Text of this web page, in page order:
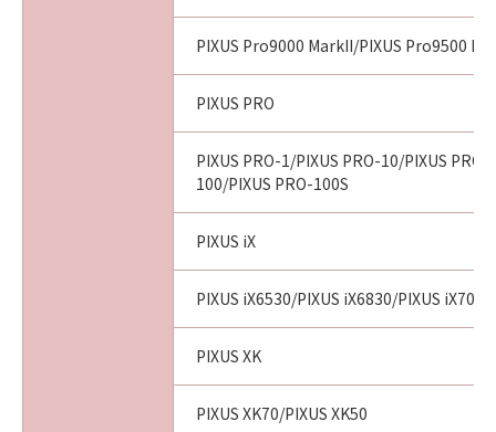
PIXUS Pro9000 MarkII/PIXUS Pro9500
PIXUS PRO
PIXUS PRO-1/PIXUS PRO-10/PIXUS PRO-
100/PIXUS PRO-100S
PIXUS iX
PIXUS iX6530/PIXUS iX6830/PIXUS iX7000
PIXUS XK
PIXUS XK70/PIXUS XK50